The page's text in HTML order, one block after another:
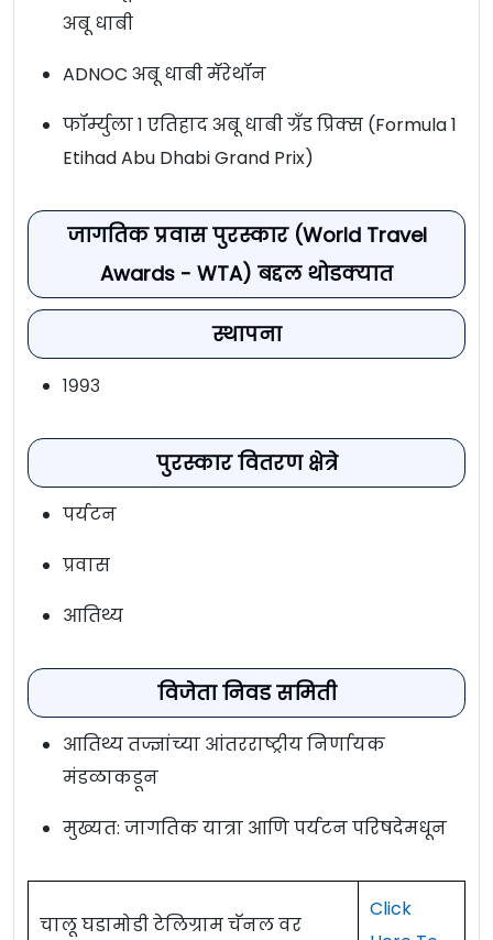
अबू धाबी
ADNOC अबू धाबी मॅरेथॉन
फॉर्म्युला १ एतिहाद अबू धाबी ग्रँड प्रिक्स (Formula 1
Etihad Abu Dhabi Grand Prix)
जागतिक प्रवास पुरस्कार (World Travel
Awards - WTA) बद्दल थोडक्यात
स्थापना
१९९३
पुरस्कार वितरण क्षेत्रे
पर्यटन
प्रवास
आतिथ्य
विजेता निवड समिती
आतिथ्य तज्ज्ञांच्या आंतरराष्ट्रीय निर्णायक
मंडळाकडून
मुख्यत: जागतिक यात्रा आणि पर्यटन परिषदेमधून
चालू घडामोडी टेलिग्राम चॅनल वर
Click